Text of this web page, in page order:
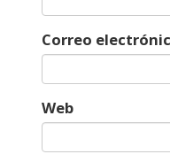
Correo
Web